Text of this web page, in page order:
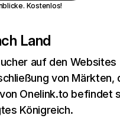
Kostenlos!
Land
auf den Websites
von Märkten,
Onelink.to befindet
Königreich.